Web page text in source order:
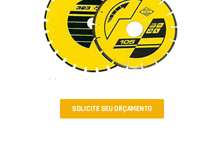
SOLICITE SEU ORÇAMENTO